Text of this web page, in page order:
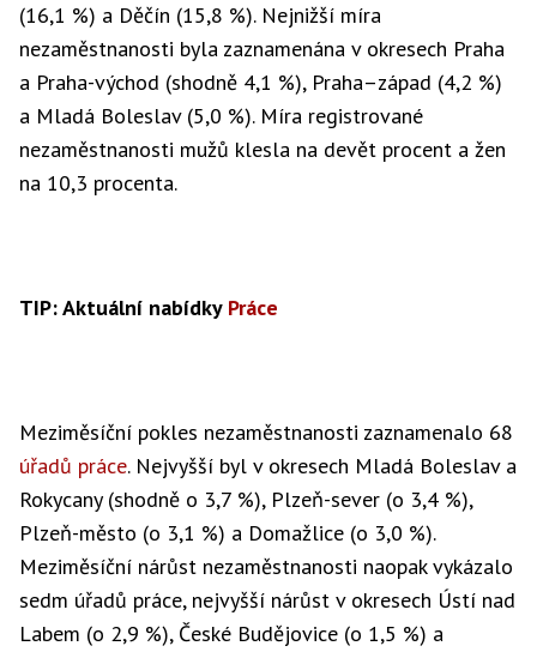
(16,1 %) a Děčín (15,8 %). Nejnižší míra
nezaměstnanosti byla zaznamenána v okresech Praha
a Praha-východ (shodně 4,1 %), Praha–západ (4,2 %)
a Mladá Boleslav (5,0 %). Míra registrované
nezaměstnanosti mužů klesla na devět procent a žen
na 10,3 procenta.
TIP: Aktuální nabídky Práce
Meziměsíční pokles nezaměstnanosti zaznamenalo 68
úřadů práce. Nejvyšší byl v okresech Mladá Boleslav a
Rokycany (shodně o 3,7 %), Plzeň-sever (o 3,4 %),
Plzeň-město (o 3,1 %) a Domažlice (o 3,0 %).
Meziměsíční nárůst nezaměstnanosti naopak vykázalo
sedm úřadů práce, nejvyšší nárůst v okresech Ústí nad
Labem (o 2,9 %), České Budějovice (o 1,5 %) a